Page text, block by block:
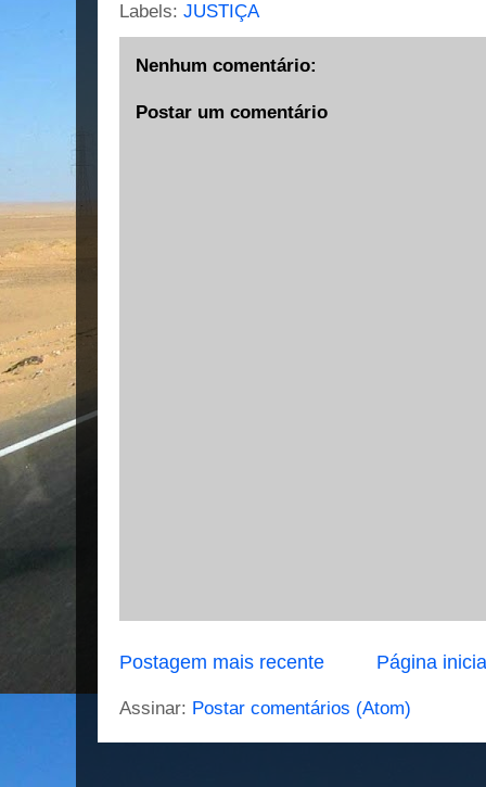
Labels: JUSTIÇA
Nenhum comentário:
Postar um comentário
Postagem mais recente Página
Assinar: Postar comentários (Atom)